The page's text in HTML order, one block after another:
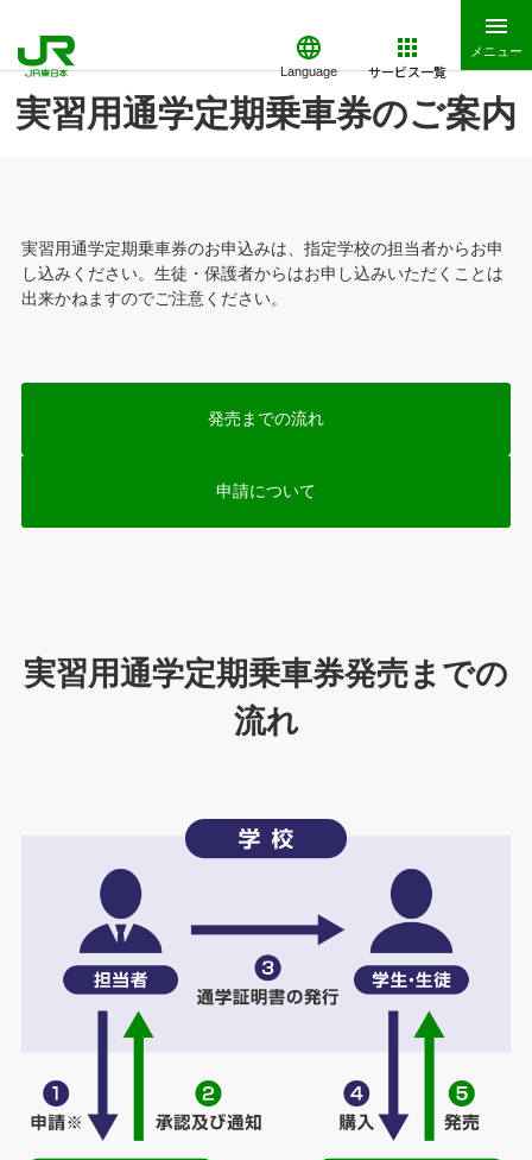
Language サービス一覧
メニュー
実習用通学定期乗車券のご案内
実習用通学定期乗車券のお申込みは、指定学校の担当者からお申
し込みください。生徒・保護者からはお申し込みいただくことは
出来かねますのでご注意ください。
発売までの流れ
申請について
実習用通学定期乗車券発売までの
流れ